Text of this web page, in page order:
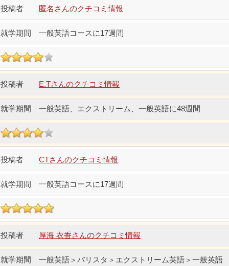
匿名さんのクチコミ情報
一般英語コースに17週間
E.Tさんのクチコミ情報
一般英語、エクストリーム、一般英語に48週間
CTさんのクチコミ情報
一般英語コースに17週間
厚海 衣香さんのクチコミ情報
一般英語＞バリスタ＞エクストリーム英語＞一般英語